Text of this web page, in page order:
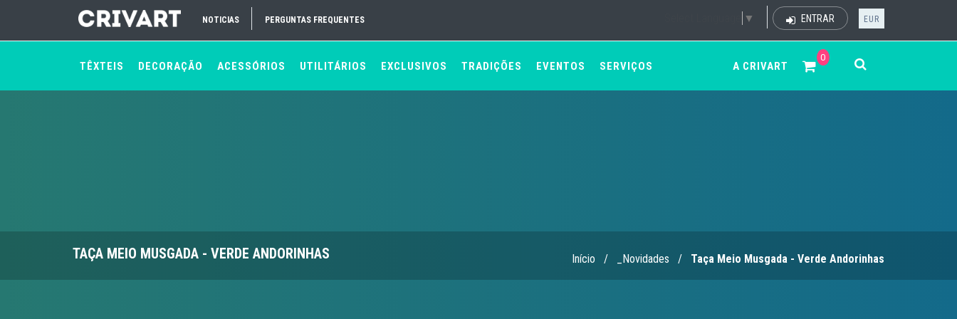
NOTICIAS PERGUNTAS FREQUENTES ▼ ENTRAR EUR
TÊXTEIS DECORAÇÃO ACESSÓRIOS UTILITÁRIOS EXCLUSIVOS TRADIÇÕES EVENTOS SERVIÇOS
0
A CRIVART
TAÇA MEIO MUSGADA - VERDE ANDORINHAS Início / _Novidades / Taça Meio Musgada - Verde Andorinhas